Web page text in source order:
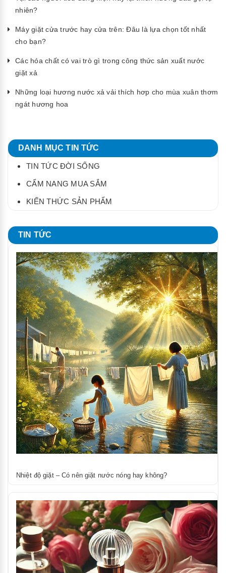
nhiên?
Máy giặt cửa trước hay cửa trên: Đâu là lựa chọn tốt nhất
cho bạn?
Các hóa chất có vai trò gì trong công thức sản xuất nước
giặt xả
Những loại hương nước xả vải thích hơp cho mùa xuân thơm
ngát hương hoa
DANH MỤC TIN TỨC
TIN TỨC ĐỜI SỐNG
CẨM NANG MUA SẮM
KIẾN THỨC SẢN PHẨM
TIN TỨC
Nhiệt độ giặt – Có nên giặt nước nóng hay không?